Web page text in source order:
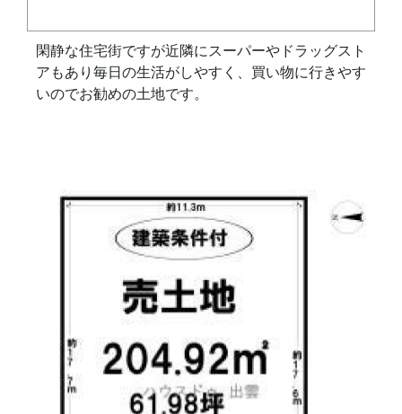
閑静な住宅街ですが近隣にスーパーやドラッグスト
アもあり毎日の生活がしやすく、買い物に行きやす
いのでお勧めの土地です。